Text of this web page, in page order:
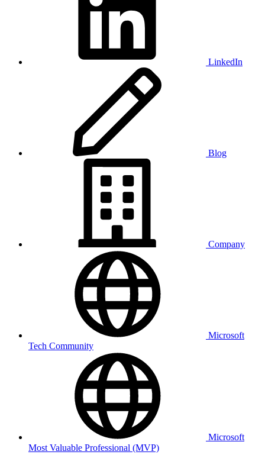
LinkedIn
Blog
Company
Microsoft
Tech Community
Microsoft
Most Valuable Professional (MVP)